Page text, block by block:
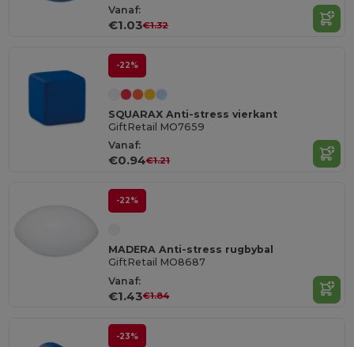
Vanaf:
€1.03€1.32
-22%
SQUARAX Anti-stress vierkant
GiftRetail MO7659
Vanaf:
€0.94€1.21
-22%
MADERA Anti-stress rugbybal
GiftRetail MO8687
Vanaf:
€1.43€1.84
-23%